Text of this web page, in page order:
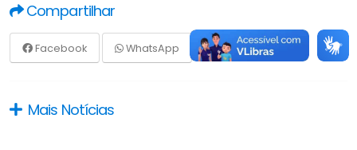
Compartilhar
Facebook WhatsApp
Mais Notícias